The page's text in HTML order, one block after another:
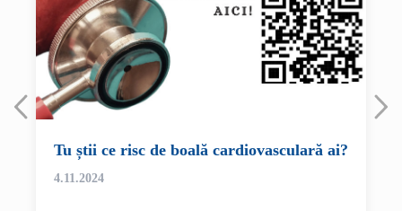
Tu știi ce risc de boală cardiovasculară ai?
4.11.2024